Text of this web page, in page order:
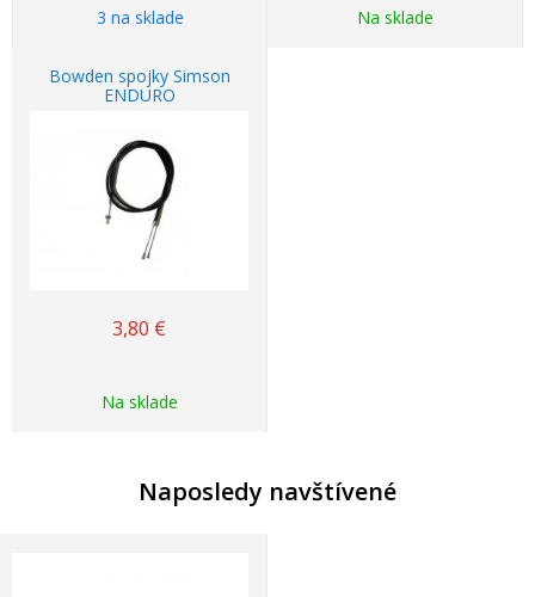
3 na sklade Na sklade
Bowden spojky Simson
ENDURO
3,80 €
Na sklade
Naposledy navštívené